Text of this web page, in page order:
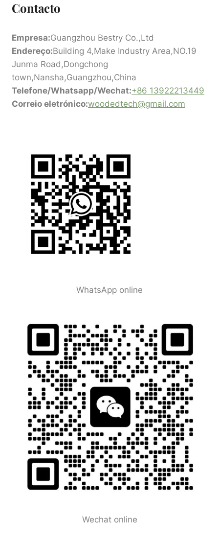
Contacto
Empresa:Guangzhou Bestry Co.,Ltd
Endereço:Building 4,Make Industry Area,NO.19
Junma Road,Dongchong
town,Nansha,Guangzhou,China
Telefone/Whatsapp/Wechat:+86 13922213449
Correio eletrónico:woodedtech@gmail.com
WhatsApp online
Wechat online